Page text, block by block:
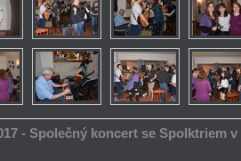
- Společný koncert se Spolktriem